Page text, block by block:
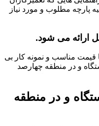
پارچه مطلوب و مورد نیاز
ارائه می شود.
قیمت مناسب و نمونه کار بی
و در منطقه چهارصد
و در منطقه